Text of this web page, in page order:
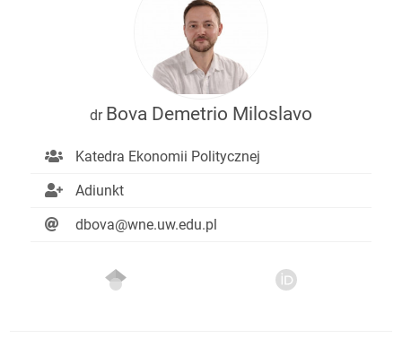
dr Bova Demetrio Miloslavo
Katedra Ekonomii Politycznej
Adiunkt
dbova@wne.uw.edu.pl